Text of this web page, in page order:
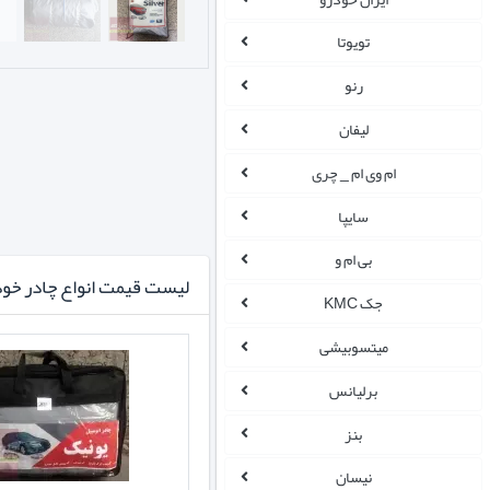
تویوتا
رنو
لیفان
ام وی ام _ چری
سایپا
بی ام و
جک KMC
میتسوبیشی
برلیانس
بنز
نیسان
لیست قیمت انواع چادر